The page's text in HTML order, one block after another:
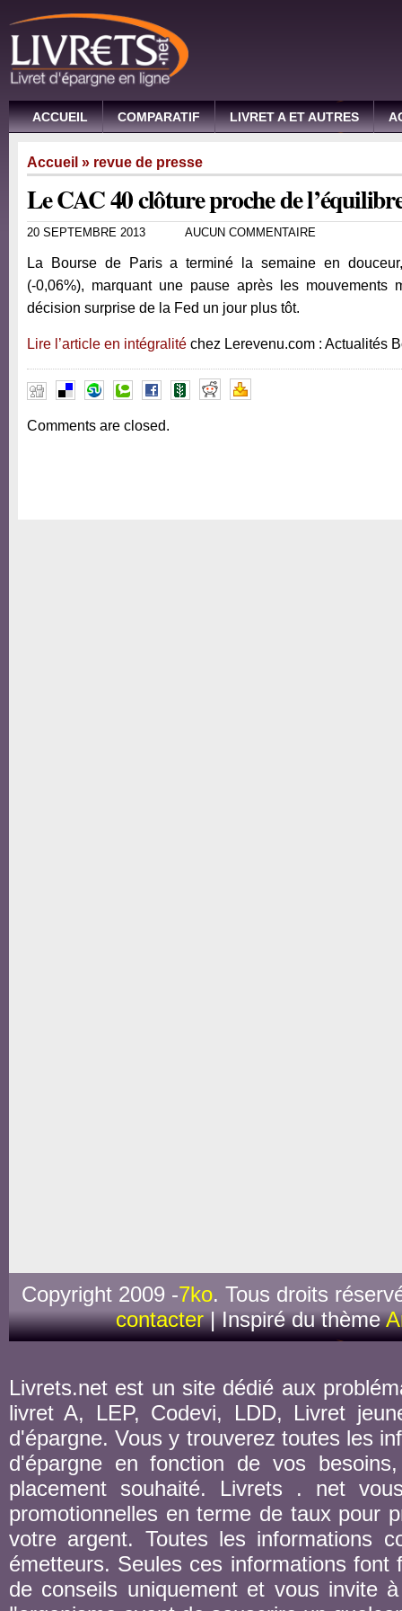
ACCUEIL COMPARATIF LIVRET A ET AUTRES
Accueil » revue de presse
Le CAC 40 clôture proche de
20 SEPTEMBRE 2013 AUCUN COMMENTAIRE
La Bourse de Paris a terminé la semaine en
(-0,06%), marquant une pause après les mouvements
décision surprise de la Fed un jour plus tôt.
Lire l’article en intégralité chez Lerevenu.com : Actualités
Comments are closed.
Copyright 2009 -7ko. Tous droits
contacter| Inspiré du thème
Livrets.net est un site dédié aux
livret A, LEP, Codevi, LDD, Livret
d'épargne. Vous y trouverez toutes les
d'épargne en fonction de vos
placement souhaité. Livrets . net
promotionnelles en terme de taux pour
votre argent. Toutes les informations
émetteurs. Seules ces informations
de conseils uniquement et vous invite